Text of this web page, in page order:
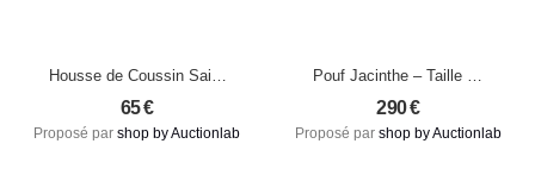
Housse de Coussin Saint
Tropez – Bleu Naturel –
30×50
65€
Proposé par shop by Auctionlab
Pouf Jacinthe – Taille M,
élégance artisanale en
seagrass et rotin tressé
290€
Proposé par shop by Auctionlab